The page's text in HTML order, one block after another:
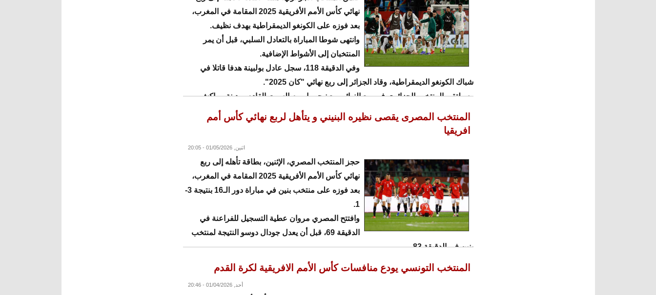
نهائي كأس الأمم الأفريقية 2025 المقامة في المغرب،
بعد فوزه على الكونغو الديمقراطية بهدف نظيف.
وانتهى شوطا المباراة بالتعادل السلبي، قبل أن يمر
المنتخبان إلى الأشواط الإضافية.
وفي الدقيقة 118، سجل عادل بولبينة هدفا قاتلا في
شباك الكونغو الديمقراطية، وقاد الجزائر إلى ربع نهائي "كان 2025".
وسيلتقي المنتخب الجزائري في ربع النهائي مع نيجيريا، يوم السبت القادم بمدينة مراكش.
المنتخب المصرى يقصى نظيره البنيني و يتأهل لربع نهائي كأس أمم
افريقيا
اثنين, 01/05/2026 - 20:05
حجز المنتخب المصري، الإثنين، بطاقة تأهله إلى ربع
نهائي كأس الأمم الأفريقية 2025 المقامة في المغرب،
بعد فوزه على منتخب بنين في مباراة دور الـ16 بنتيجة 3-
1.
وافتتح المصري مروان عطية التسجيل للفراعنة في
الدقيقة 69، قبل أن يعدل جودال دوسو النتيجة لمنتخب
بنين في الدقيقة 83.
وبعد التعادل في التوقيت الأصلي، اتجه الفريقان إلى الأشواط الإضافية، حيث سجل ياسر
إبراهيم الهدف الثاني في الدقيقة 97، ثم أضاف محمد صلاح الهدف الثالث في الدقيقة 123.
البقية
المنتخب التونسي يودع منافسات كأس الأمم الافريقية لكرة القدم
أحد, 01/04/2026 - 20:46